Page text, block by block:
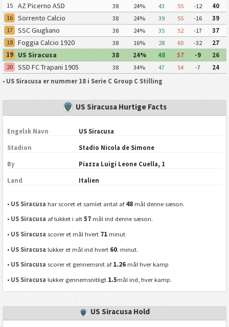
15
AZ Picerno ASD 38 24% 43 55 -12
40
16
Sorrento Calcio 38 24% 39 55 -16
39
17
SSC Giugliano 38 24% 35 52 -17
37
18
Foggia Calcio 1920 38 16% 28 60 -32
27
19
US Siracusa 38 24% 48 57 -9
26
20
SSD FC Trapani 1905 38 34% 47 54 -7
24
• US Siracusa er nummer 18 i Serie C Group C Stilling
US Siracusa Hurtige Facts
Engelsk Navn US Siracusa
Stadion Stadio Nicola de Simone
By Piazza Luigi Leone Cuella, 1
Land Italien
• US Siracusa har scoret et samlet antal af 48 mål denne sæson.
• US Siracusa af lukket i alt57 mål ind denne sæson.
• US Siracusa scorer et mål hvert 71 minut
• US Siracusa lukker et mål ind hvert 60. minut.
• US Siracusa scorer et gennemsnit af 1.26 mål hver kamp
• US Siracusa lukker gennemsnitligt 1.5mål ind, hver kamp.
US Siracusa Hold